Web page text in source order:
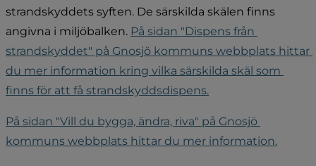
strandskyddets syften. De särskilda skälen finns
angivna i miljöbalken. På sidan "Dispens från
strandskyddet" på Gnosjö kommuns webbplats hittar
du mer information kring vilka särskilda skäl som
finns för att få strandskyddsdispens.
På sidan "Vill du bygga, ändra, riva" på Gnosjö
kommuns webbplats hittar du mer information.